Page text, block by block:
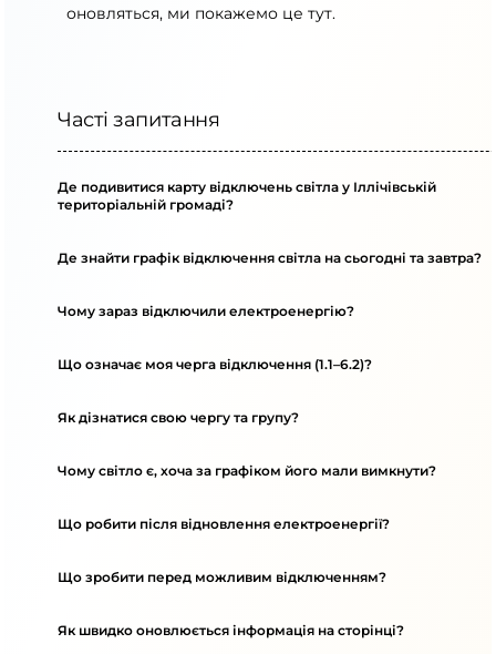
оновляться, ми покажемо це тут.
Часті запитання
Де подивитися карту відключень світла у Іллічівській
територіальній громаді?
Де знайти графік відключення світла на сьогодні та завтра?
Чому зараз відключили електроенергію?
Що означає моя черга відключення (1.1–6.2)?
Як дізнатися свою чергу та групу?
Чому світло є, хоча за графіком його мали вимкнути?
Що робити після відновлення електроенергії?
Що зробити перед можливим відключенням?
Як швидко оновлюється інформація на сторінці?